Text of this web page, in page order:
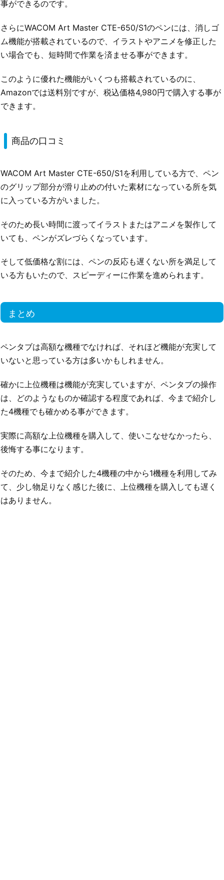
事ができるのです。
さらにWACOM Art Master CTE-650/S1のペンには、消しゴ
ム機能が搭載されているので、イラストやアニメを修正した
い場合でも、短時間で作業を済ませる事ができます。
このように優れた機能がいくつも搭載されているのに、
Amazonでは送料別ですが、税込価格4,980円で購入する事が
できます。
商品の口コミ
WACOM Art Master CTE-650/S1を利用している方で、ペン
のグリップ部分が滑り止めの付いた素材になっている所を気
に入っている方がいました。
そのため長い時間に渡ってイラストまたはアニメを製作して
いても、ペンがズレづらくなっています。
そして低価格な割には、ペンの反応も遅くない所を満足して
いる方もいたので、スピーディーに作業を進められます。
まとめ
ペンタブは高額な機種でなければ、それほど機能が充実して
いないと思っている方は多いかもしれません。
確かに上位機種は機能が充実していますが、ペンタブの操作
は、どのようなものか確認する程度であれば、今まで紹介し
た4機種でも確かめる事ができます。
実際に高額な上位機種を購入して、使いこなせなかったら、
後悔する事になります。
そのため、今まで紹介した4機種の中から1機種を利用してみ
て、少し物足りなく感じた後に、上位機種を購入しても遅く
はありません。